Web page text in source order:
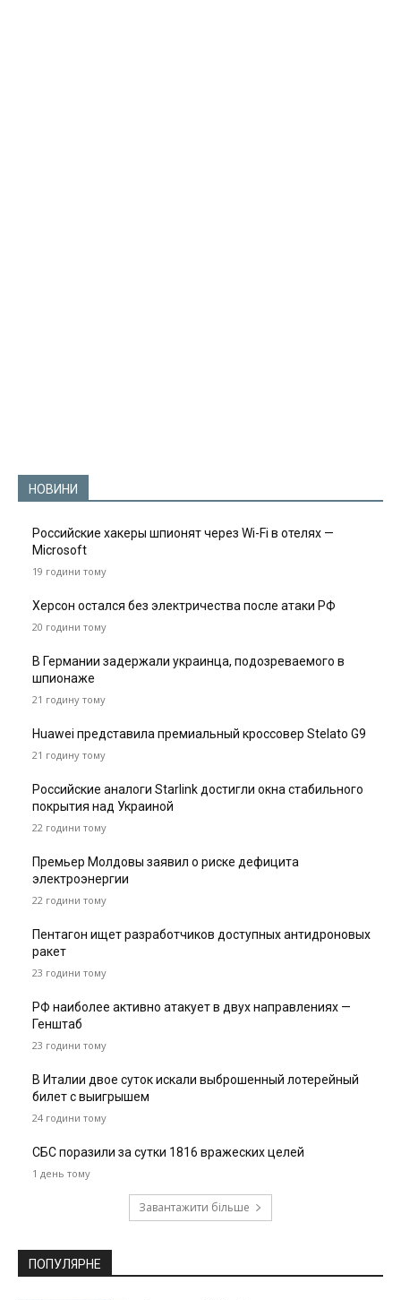
НОВИНИ
Российские хакеры шпионят через Wi-Fi в отелях —
Microsoft
19 години тому
Херсон остался без электричества после атаки РФ
20 години тому
В Германии задержали украинца, подозреваемого в
шпионаже
21 годину тому
Huawei представила премиальный кроссовер Stelato G9
21 годину тому
Российские аналоги Starlink достигли окна стабильного
покрытия над Украиной
22 години тому
Премьер Молдовы заявил о риске дефицита
электроэнергии
22 години тому
Пентагон ищет разработчиков доступных антидроновых
ракет
23 години тому
РФ наиболее активно атакует в двух направлениях —
Генштаб
23 години тому
В Италии двое суток искали выброшенный лотерейный
билет с выигрышем
24 години тому
СБС поразили за сутки 1816 вражеских целей
1 день тому
Завантажити більше
ПОПУЛЯРНЕ